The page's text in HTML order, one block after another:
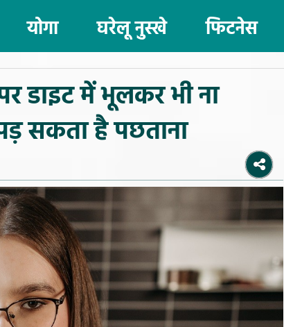
योगा घरेलू नुस्खे फिटनेस
डाइट में भूलकर भी ना
सकता है पछताना